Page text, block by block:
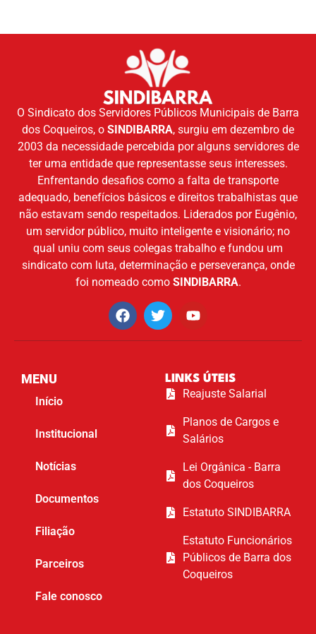
O Sindicato dos Servidores Públicos Municipais de Barra
dos Coqueiros, o SINDIBARRA, surgiu em dezembro de
2003 da necessidade percebida por alguns servidores de
ter uma entidade que representasse seus interesses.
Enfrentando desafios como a falta de transporte
adequado, benefícios básicos e direitos trabalhistas que
não estavam sendo respeitados. Liderados por Eugênio,
um servidor público, muito inteligente e visionário; no
qual uniu com seus colegas trabalho e fundou um
sindicato com luta, determinação e perseverança, onde
foi nomeado como SINDIBARRA.
MENU
Início
Institucional
Notícias
Documentos
Filiação
Parceiros
Fale conosco
LINKS ÚTEIS
Reajuste Salarial
Planos de Cargos e
Salários
Lei Orgânica - Barra
dos Coqueiros
Estatuto SINDIBARRA
Estatuto Funcionários
Públicos de Barra dos
Coqueiros